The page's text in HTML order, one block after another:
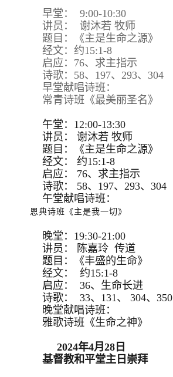
早堂： 9:00-10:30
讲员： 谢沐若 牧师
题目：《主是生命之源》
经文：约15:1-8
启应：76、求主指示
诗歌：58、197、293、304
早堂献唱诗班：
常青诗班《最美丽圣名》
午堂：12:00-13:30
讲员：
谢沐若 牧师
题目：
《主是生命之源》
经文：
约15:1-8
启应：
76、求主指示
诗歌：
58、197、293、 304
午堂献唱诗班：
恩典诗班《主是我一切》
晚堂：19:30-21:00
讲员： 陈嘉玲 传道
题目：《丰盛的生命》
经文： 约15:1-8
启应： 36、生命长进
诗歌： 33、131、 304、350
晚堂献唱诗班：
雅歌诗班《生命之神》
2024年4月28日
基督教和平堂主日崇拜